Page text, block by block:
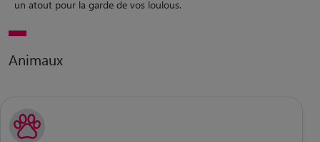
un atout pour la garde de vos loulous.
Animaux